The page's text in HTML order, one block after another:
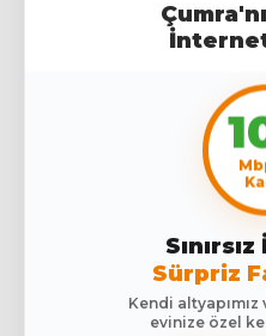
Sürpriz
Kendi
evinize özel